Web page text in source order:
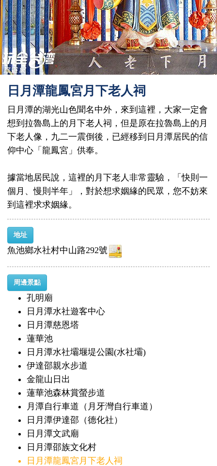
日月潭龍鳳宮月下老人祠
日月潭的湖光山色聞名中外，來到這裡，大家一定會
想到拉魯島上的月下老人祠，但是原在拉魯島上的月
下老人像，九二一震倒後，已經移到日月潭居民的信
仰中心「龍鳳宮」供奉。
據當地居民說，這裡的月下老人非常靈驗，「快則一
個月、慢則半年」，對於想求姻緣的民眾，您不妨來
到這裡求求姻緣。
地址
魚池鄉水社村中山路292號
周邊景點
孔明廟
日月潭水社遊客中心
日月潭慈恩塔
蓮華池
日月潭水社壩堰堤公園(水社壩)
伊達邵親水步道
金龍山日出
蓮華池森林賞螢步道
月潭自行車道（月牙灣自行車道）
日月潭伊達邵（德化社）
日月潭文武廟
日月潭邵族文化村
日月潭龍鳳宮月下老人祠